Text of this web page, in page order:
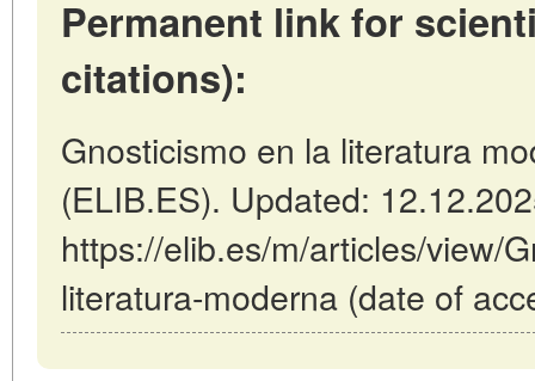
Permanent link for
citations):
Gnosticismo en la literatura
(ELIB.ES). Updated:
https://elib.es/m/articles/view/
literatura-moderna (date of